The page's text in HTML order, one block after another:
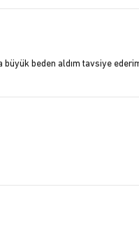
beden aldım tavsiye